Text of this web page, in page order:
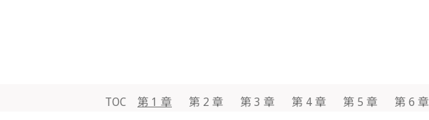
TOC 第 1 章 第 2 章 第 3 章 第 4 章 第 5 章 第 6 章